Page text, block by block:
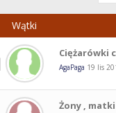
Wątki
Ciężarówki
AgaPaga 19 lis
Żony ,